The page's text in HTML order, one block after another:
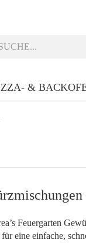
&
Feuergarten
eine einfache,